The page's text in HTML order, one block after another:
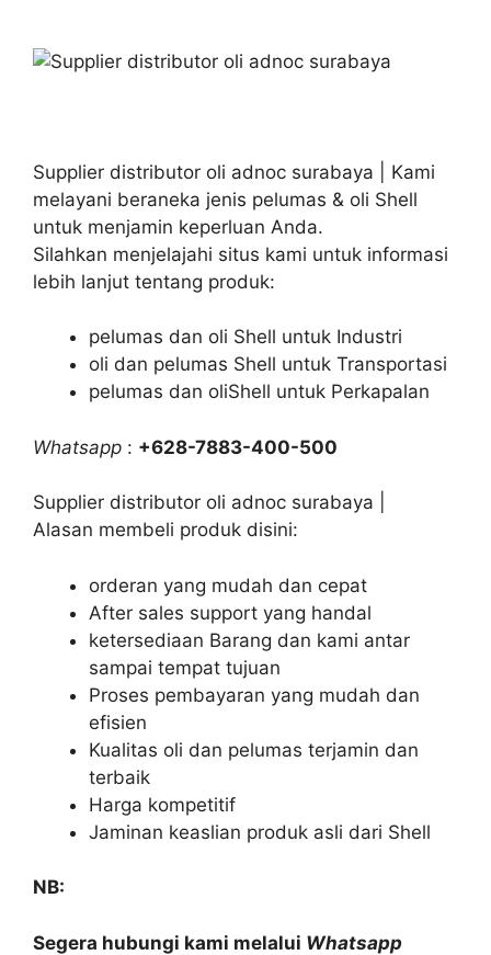
Supplier distributor oli adnoc surabaya | Kami
melayani beraneka jenis pelumas & oli Shell
untuk menjamin keperluan Anda.
Silahkan menjelajahi situs kami untuk informasi
lebih lanjut tentang produk:
pelumas dan oli Shell untuk Industri
oli dan pelumas Shell untuk Transportasi
pelumas dan oliShell untuk Perkapalan
Whatsapp : +628-7883-400-500
Supplier distributor oli adnoc surabaya |
Alasan membeli produk disini:
orderan yang mudah dan cepat
After sales support yang handal
ketersediaan Barang dan kami antar
sampai tempat tujuan
Proses pembayaran yang mudah dan
efisien
Kualitas oli dan pelumas terjamin dan
terbaik
Harga kompetitif
Jaminan keaslian produk asli dari Shell
NB:
Segera hubungi kami melalui Whatsapp